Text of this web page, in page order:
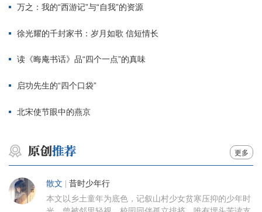
万之：我的“西游记”与“自我”的资源
徐光耀的千封家书：岁月如歌 信短情长
读《晦庵书话》品“四个一点”的真味
启功先生的“四个口袋”
北宋使节眼中的燕京
更多
散文 昔时少年行
本文以乡土童年为底色，记叙山村少女贫寒压抑的少年时